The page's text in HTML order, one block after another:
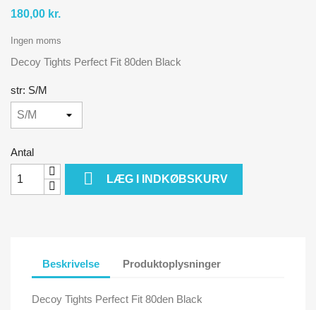
180,00 kr.
Ingen moms
Decoy Tights Perfect Fit 80den Black
str: S/M
Antal
 LÆG I INDKØBSKURV
Beskrivelse Produktoplysninger
Decoy Tights Perfect Fit 80den Black